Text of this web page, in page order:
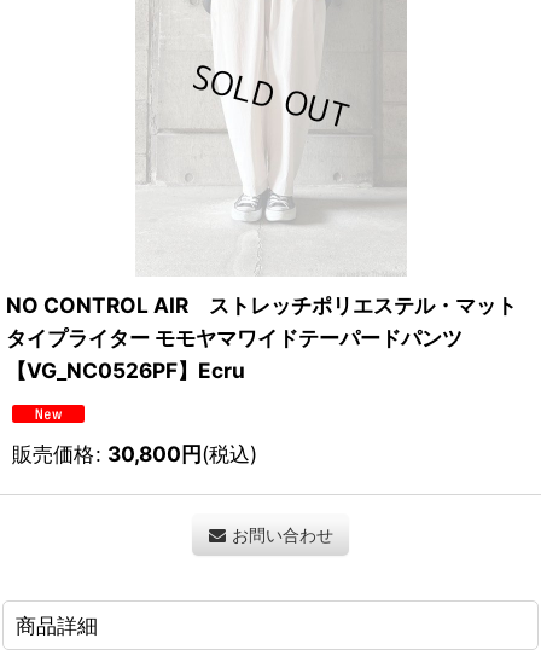
NO CONTROL AIR ストレッチポリエステル・マット
タイプライター モモヤマワイドテーパードパンツ
【VG_NC0526PF】Ecru
販売価格: 30,800円(税込)
お問い合わせ
商品詳細